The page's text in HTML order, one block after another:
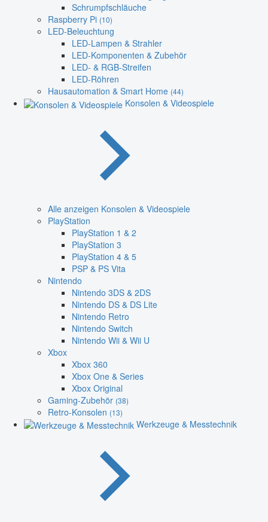
Schrumpfschläuche
Raspberry Pi (10)
LED-Beleuchtung
LED-Lampen & Strahler
LED-Komponenten & Zubehör
LED- & RGB-Streifen
LED-Röhren
Hausautomation & Smart Home (44)
Konsolen & Videospiele
Alle anzeigen Konsolen & Videospiele
PlayStation
PlayStation 1 & 2
PlayStation 3
PlayStation 4 & 5
PSP & PS Vita
Nintendo
Nintendo 3DS & 2DS
Nintendo DS & DS Lite
Nintendo Retro
Nintendo Switch
Nintendo Wii & Wii U
Xbox
Xbox 360
Xbox One & Series
Xbox Original
Gaming-Zubehör (38)
Retro-Konsolen (13)
Werkzeuge & Messtechnik